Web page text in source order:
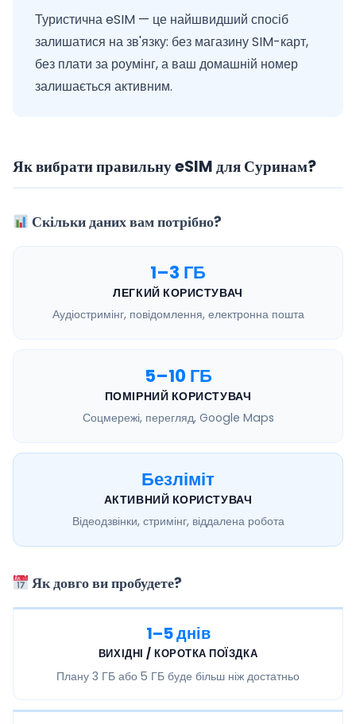
Туристична eSIM — це найшвидший спосіб
залишатися на зв'язку: без магазину SIM-карт,
без плати за роумінг, а ваш домашній номер
залишається активним.
Як вибрати правильну eSIM для Суринам?
Скільки даних вам потрібно?
1–3 ГБ
ЛЕГКИЙ КОРИСТУВАЧ
Аудіостримінг, повідомлення, електронна пошта
5–10 ГБ
ПОМІРНИЙ КОРИСТУВАЧ
Соцмережі, перегляд, Google Maps
Безліміт
АКТИВНИЙ КОРИСТУВАЧ
Відеодзвінки, стримінг, віддалена робота
Як довго ви пробудете?
1–5 днів
ВИХІДНІ / КОРОТКА ПОЇЗДКА
Плану 3 ГБ або 5 ГБ буде більш ніж достатньо